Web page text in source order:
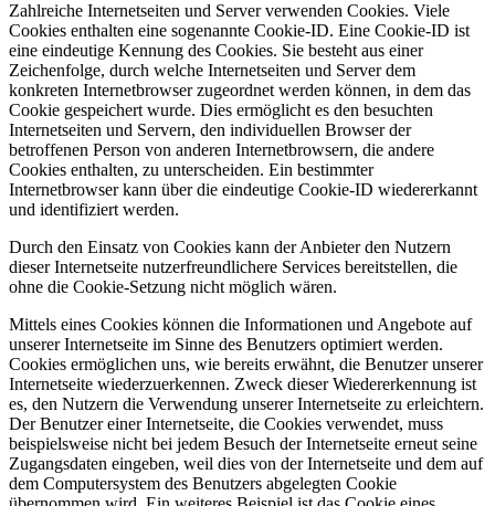
Zahlreiche Internetseiten und Server verwenden Cookies. Viele
Cookies enthalten eine sogenannte Cookie-ID. Eine Cookie-ID ist
eine eindeutige Kennung des Cookies. Sie besteht aus einer
Zeichenfolge, durch welche Internetseiten und Server dem
konkreten Internetbrowser zugeordnet werden können, in dem das
Cookie gespeichert wurde. Dies ermöglicht es den besuchten
Internetseiten und Servern, den individuellen Browser der
betroffenen Person von anderen Internetbrowsern, die andere
Cookies enthalten, zu unterscheiden. Ein bestimmter
Internetbrowser kann über die eindeutige Cookie-ID wiedererkannt
und identifiziert werden.
Durch den Einsatz von Cookies kann der Anbieter den Nutzern
dieser Internetseite nutzerfreundlichere Services bereitstellen, die
ohne die Cookie-Setzung nicht möglich wären.
Mittels eines Cookies können die Informationen und Angebote auf
unserer Internetseite im Sinne des Benutzers optimiert werden.
Cookies ermöglichen uns, wie bereits erwähnt, die Benutzer unserer
Internetseite wiederzuerkennen. Zweck dieser Wiedererkennung ist
es, den Nutzern die Verwendung unserer Internetseite zu erleichtern.
Der Benutzer einer Internetseite, die Cookies verwendet, muss
beispielsweise nicht bei jedem Besuch der Internetseite erneut seine
Zugangsdaten eingeben, weil dies von der Internetseite und dem auf
dem Computersystem des Benutzers abgelegten Cookie